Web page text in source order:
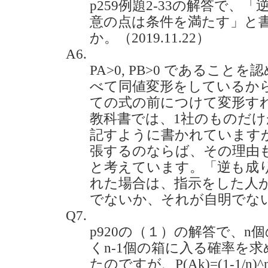
p259例題2-33の解答で、「
意の点は条件を満たす」と
か。（2019.11.22）
A6.
PA>0, PB>0 であることを
べて同値変形をしている
ての式の前につけて変形す
教科書では、1社のものだ
記すように書かれています
張するのならば、その理由
と考えています。「逆も成
れた場合は、指示をした人
でないか、それが自明でな
Q7.
p920の（１）の解答で、n
くn-1個の箱に入る確率を
たのですが、P(Ak)=(1-1/